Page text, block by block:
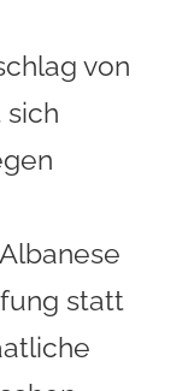
von
sich
statt